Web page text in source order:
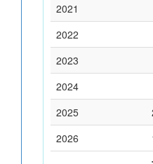
2021
2022
2023
2024
2025
2026